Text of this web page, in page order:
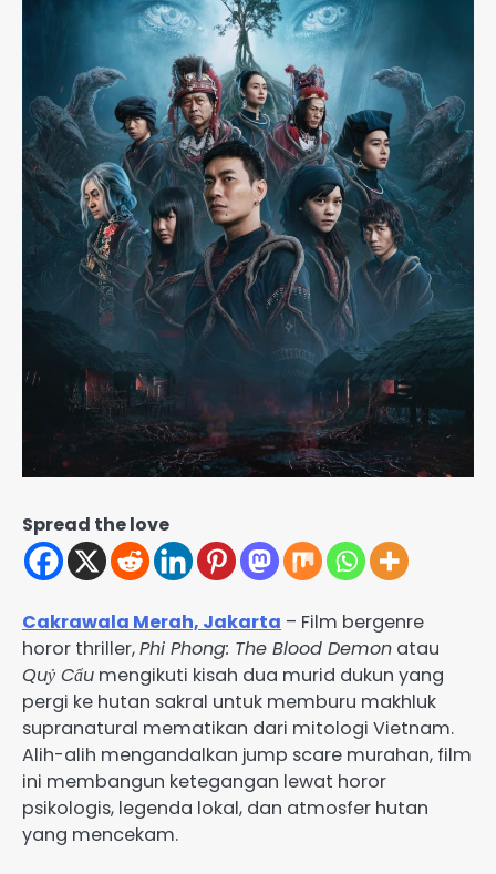
Spread the love
Cakrawala Merah, Jakarta – Film bergenre
horor thriller,Phi Phong: The Blood Demon atau
Quỷ Cẩu mengikuti kisah dua murid dukun yang
pergi ke hutan sakral untuk memburu makhluk
supranatural mematikan dari mitologi Vietnam.
Alih-alih mengandalkan jump scare murahan, film
ini membangun ketegangan lewat horor
psikologis, legenda lokal, dan atmosfer hutan
yang mencekam.